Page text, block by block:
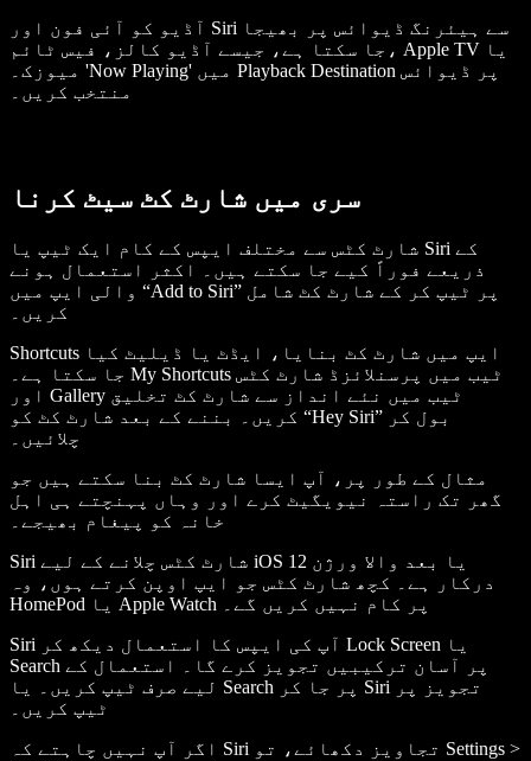
آڈیو کو آئی فون اور Siri سے ہیئرنگ ڈیوائس پر بھیجا
جا سکتا ہے، جیسے آڈیو کالز، فیس ٹائم، Apple TV یا
میوزک۔ 'Now Playing' میں Playback Destination پر ڈیوائس
منتخب کریں۔
سری میں شارٹ کٹ سیٹ کرنا
شارٹ کٹس سے مختلف ایپس کے کام ایک ٹیپ یا Siri کے
ذریعے فوراً کیے جا سکتے ہیں۔ اکثر استعمال ہونے
والی ایپ میں “Add to Siri” پر ٹیپ کر کے شارٹ کٹ شامل
کریں۔
Shortcuts ایپ میں شارٹ کٹ بنایا، ایڈٹ یا ڈیلیٹ کیا
جا سکتا ہے۔ My Shortcuts ٹیب میں پرسنلائزڈ شارٹ کٹس
اور Gallery ٹیب میں نئے انداز سے شارٹ کٹ تخلیق
کریں۔ بننے کے بعد شارٹ کٹ کو “Hey Siri” بول کر
چلائیں۔
مثال کے طور پر، آپ ایسا شارٹ کٹ بنا سکتے ہیں جو
گھر تک راستہ نیویگیٹ کرے اور وہاں پہنچتے ہی اہل
خانہ کو پیغام بھیجے۔
Siri شارٹ کٹس چلانے کے لیے iOS 12 یا بعد والا ورژن
درکار ہے۔ کچھ شارٹ کٹس جو ایپ اوپن کرتے ہوں، وہ
HomePod یا Apple Watch پر کام نہیں کریں گے۔
Siri آپ کی ایپس کا استعمال دیکھ کر Lock Screen یا
Search پر آسان ترکیبیں تجویز کرے گا۔ استعمال کے
لیے صرف ٹیپ کریں۔ یا Search پر جا کر Siri تجویز پر
ٹیپ کریں۔
اگر آپ نہیں چاہتے کہ Siri تجاویز دکھائے، تو Settings >